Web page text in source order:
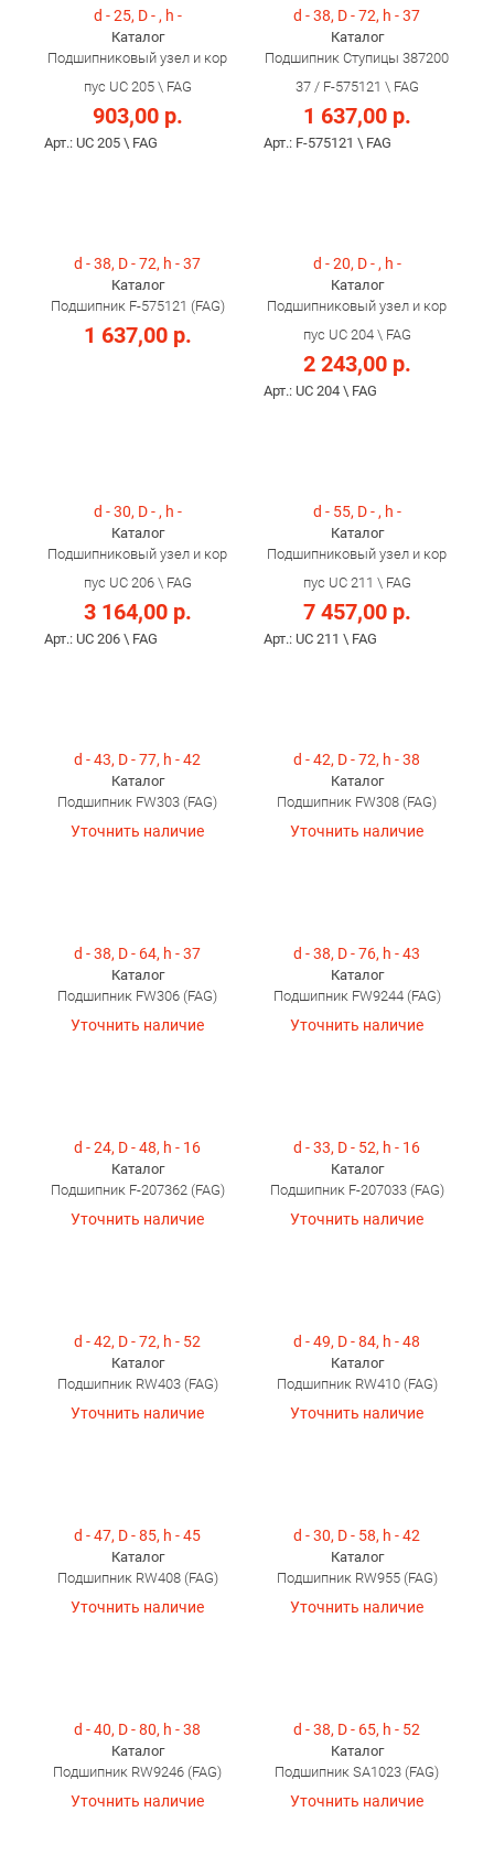
d - 25, D - , h -
Каталог
Подшипниковый узел и кор
пус UC 205 \ FAG
903,00 р.
Арт.: UC 205 \ FAG
d - 38, D - 72, h - 37
Каталог
Подшипник Ступицы 387200
37 / F-575121 \ FAG
1 637,00 р.
Арт.: F-575121 \ FAG
d - 38, D - 72, h - 37
Каталог
Подшипник F-575121 (FAG)
1 637,00 р.
d - 20, D - , h -
Каталог
Подшипниковый узел и кор
пус UC 204 \ FAG
2 243,00 р.
Арт.: UC 204 \ FAG
d - 30, D - , h -
Каталог
Подшипниковый узел и кор
пус UC 206 \ FAG
3 164,00 р.
Арт.: UC 206 \ FAG
d - 55, D - , h -
Каталог
Подшипниковый узел и кор
пус UC 211 \ FAG
7 457,00 р.
Арт.: UC 211 \ FAG
d - 43, D - 77, h - 42
Каталог
Подшипник FW303 (FAG)
Уточнить наличие
d - 42, D - 72, h - 38
Каталог
Подшипник FW308 (FAG)
Уточнить наличие
d - 38, D - 64, h - 37
Каталог
Подшипник FW306 (FAG)
Уточнить наличие
d - 38, D - 76, h - 43
Каталог
Подшипник FW9244 (FAG)
Уточнить наличие
d - 24, D - 48, h - 16
Каталог
Подшипник F-207362 (FAG)
Уточнить наличие
d - 33, D - 52, h - 16
Каталог
Подшипник F-207033 (FAG)
Уточнить наличие
d - 42, D - 72, h - 52
Каталог
Подшипник RW403 (FAG)
Уточнить наличие
d - 49, D - 84, h - 48
Каталог
Подшипник RW410 (FAG)
Уточнить наличие
d - 47, D - 85, h - 45
Каталог
Подшипник RW408 (FAG)
Уточнить наличие
d - 30, D - 58, h - 42
Каталог
Подшипник RW955 (FAG)
Уточнить наличие
d - 40, D - 80, h - 38
Каталог
Подшипник RW9246 (FAG)
Уточнить наличие
d - 38, D - 65, h - 52
Каталог
Подшипник SA1023 (FAG)
Уточнить наличие